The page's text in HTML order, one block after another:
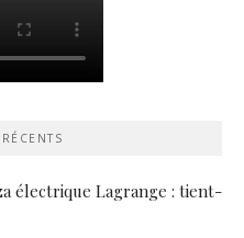
électrique Lagrange : tient-